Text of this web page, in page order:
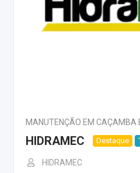
MANUTENÇÃO EM CAÇAMBA
HIDRAMEC Destaque
HIDRAMEC